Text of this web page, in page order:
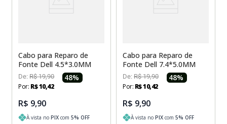
Cabo para Reparo de
Fonte Dell 4.5*3.0MM
De:R$ 19,90 48%
Por: R$10,42
R$ 9,90
À vista noPIX com5% OFF
Cabo para Reparo de
Fonte Dell 7.4*5.0MM
De: R$ 19,90 48%
Por: R$10,42
R$ 9,90
À vista no PIX com 5% OFF